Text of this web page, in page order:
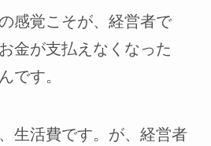
感覚こそが、経営者で
金が支払えなくなった
です。
生活費です。が、経営者